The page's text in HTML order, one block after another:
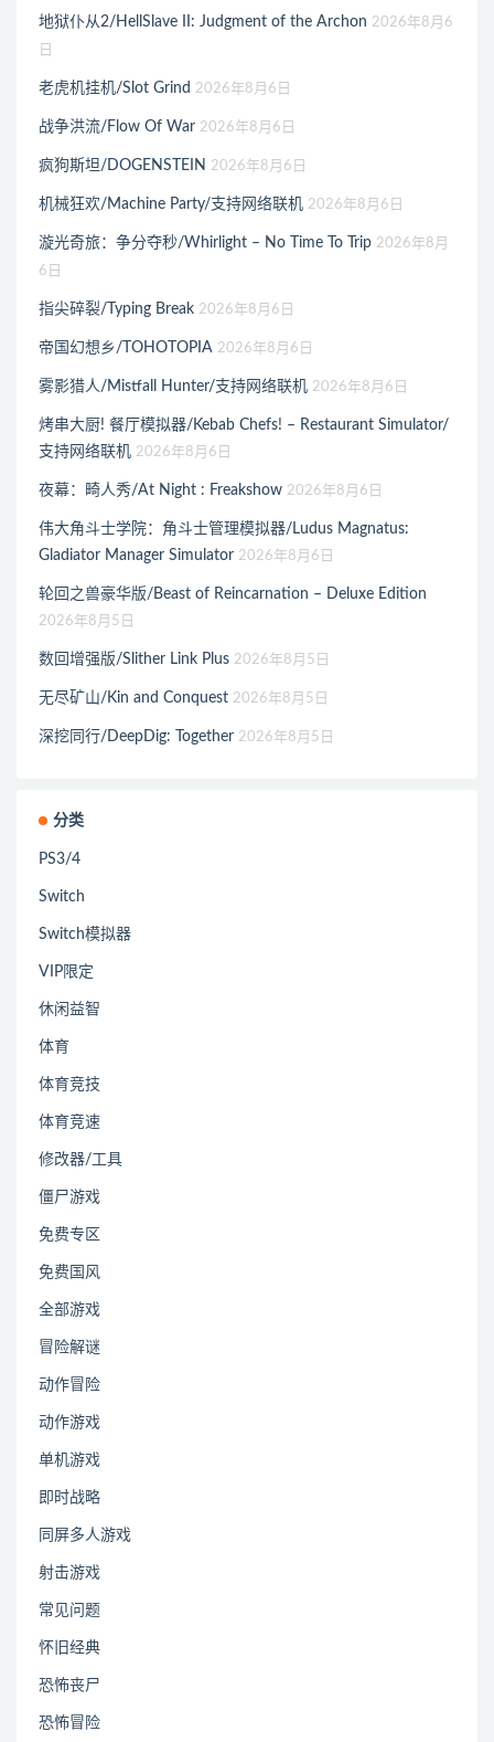
地狱仆从2/HellSlave II: Judgment of the Archon 2026年8月6
日
老虎机挂机/Slot Grind 2026年8月6日
战争洪流/Flow Of War 2026年8月6日
疯狗斯坦/DOGENSTEIN 2026年8月6日
机械狂欢/Machine Party/支持网络联机 2026年8月6日
漩光奇旅：争分夺秒/Whirlight – No Time To Trip 2026年8月
6日
指尖碎裂/Typing Break 2026年8月6日
帝国幻想乡/TOHOTOPIA 2026年8月6日
雾影猎人/Mistfall Hunter/支持网络联机 2026年8月6日
烤串大厨! 餐厅模拟器/Kebab Chefs! – Restaurant Simulator/
支持网络联机 2026年8月6日
夜幕：畸人秀/At Night : Freakshow 2026年8月6日
伟大角斗士学院：角斗士管理模拟器/Ludus Magnatus:
Gladiator Manager Simulator 2026年8月6日
轮回之兽豪华版/Beast of Reincarnation – Deluxe Edition
2026年8月5日
数回增强版/Slither Link Plus 2026年8月5日
无尽矿山/Kin and Conquest 2026年8月5日
深挖同行/DeepDig: Together 2026年8月5日
分类
PS3/4
Switch
Switch模拟器
VIP限定
休闲益智
体育
体育竞技
体育竞速
修改器/工具
僵尸游戏
免费专区
免费国风
全部游戏
冒险解谜
动作冒险
动作游戏
单机游戏
即时战略
同屏多人游戏
射击游戏
常见问题
怀旧经典
恐怖丧尸
恐怖冒险